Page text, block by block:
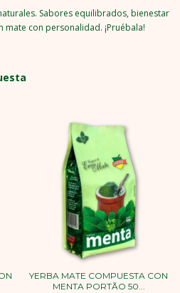
Sabores equilibrados, bienestar
mate con personalidad. ¡Pruébala!
YERBA MATE COMPUESTA CON
MENTA PORTÃO 50...